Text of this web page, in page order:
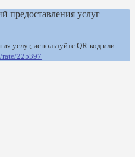
предоставления услуг
услуг, используйте QR-код или
rate/225397